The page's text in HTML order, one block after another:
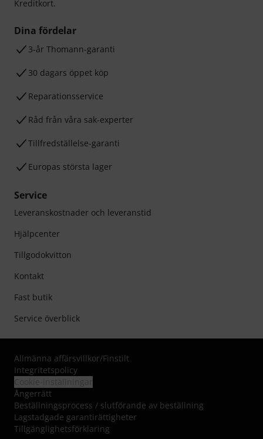
Kreditkort.
Dina fördelar
3-år Thomann-garanti
30 dagars öppet köp
Reparationsservice
Råd från våra sak-experter
Tillfredställelse-garanti
Europas största lager
Service
Leveranskostnader och leveranstid
Hjälpcenter
Tillgodokvitton
Kontakt
Fast butik
Service överblick
Allmänna affärsvillkor/Finstilt
Integritetspolicy
Ångerrätt
Beställningsprocess / slutförande av beställning
Lagstadgade garantirättigheter
Tillgänglighetsförklaring